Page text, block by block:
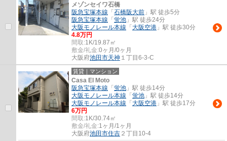
メゾンセイワ石橋
阪急宝塚本線 「 石橋阪大前 」駅 徒歩5分
阪急宝塚本線 「 蛍池 」駅 徒歩24分
大阪モノレール本線 「 大阪空港 」駅 徒歩30分
4.8万円
間取:1K/19.87㎡
敷金/礼金:0ヶ月/0ヶ月
大阪府池田市天神 １丁目6-3-C
賃貸｜マンション
Casa El Moto
阪急宝塚本線 「 蛍池 」駅 徒歩14分
大阪モノレール本線 「 蛍池 」駅 徒歩14分
大阪モノレール本線 「 大阪空港 」駅 徒歩17分
6万円
間取:1K/30.74㎡
敷金/礼金:1ヶ月/1ヶ月
大阪府池田市住吉 ２丁目10-4